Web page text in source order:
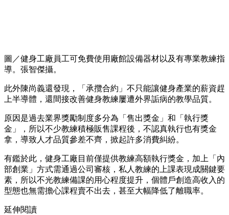
圖／健身工廠員工可免費使用廠館設備器材以及有專業教練指
導。張智傑攝。
此外陳尚義還發現，「承攬合約」不只能讓健身產業的薪資趕
上半導體，還間接改善健身教練屢遭外界詬病的教學品質。
原因是過去業界獎勵制度多分為「售出獎金」和「執行獎
金」，所以不少教練積極販售課程後，不認真執行也有獎金
拿，導致人才品質參差不齊，掀起許多消費糾紛。
有鑑於此，健身工廠目前僅提供教練高額執行獎金，加上「內
部創業」方式需通過公司審核，私人教練的上課表現成關鍵要
素，所以不光教練備課的用心程度提升，個體戶創造高收入的
型態也無需擔心課程賣不出去，甚至大幅降低了離職率。
延伸閱讀